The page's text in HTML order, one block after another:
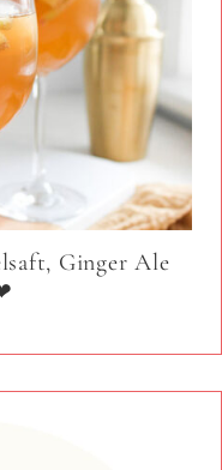
Ginger Ale